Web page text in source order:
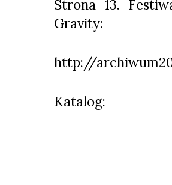
Strona 13.
Gravity:
http://
Katalog: